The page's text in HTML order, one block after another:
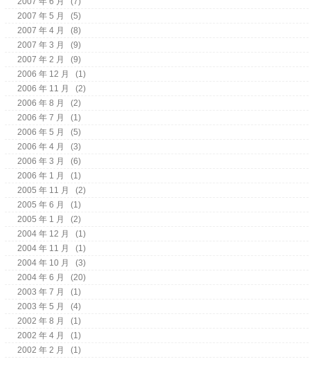
2007 年 5 月
(5)
2007 年 4 月
(8)
2007 年 3 月
(9)
2007 年 2 月
(9)
2006 年 12 月
(1)
2006 年 11 月
(2)
2006 年 8 月
(2)
2006 年 7 月
(1)
2006 年 5 月
(5)
2006 年 4 月
(3)
2006 年 3 月
(6)
2006 年 1 月
(1)
2005 年 11 月
(2)
2005 年 6 月
(1)
2005 年 1 月
(2)
2004 年 12 月
(1)
2004 年 11 月
(1)
2004 年 10 月
(3)
2004 年 6 月
(20)
2003 年 7 月
(1)
2003 年 5 月
(4)
2002 年 8 月
(1)
2002 年 4 月
(1)
2002 年 2 月
(1)